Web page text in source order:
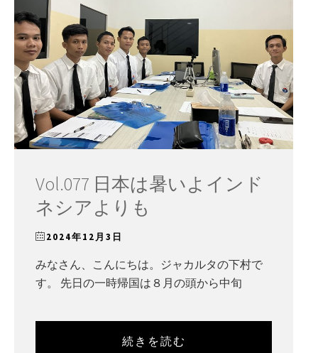
Vol.077 日本は暑いよインド
ネシアよりも
2024年12月3日
みなさん、こんにちは。ジャカルタの下村で
す。 先日の一時帰国は８月の頭から中旬
続きを読む